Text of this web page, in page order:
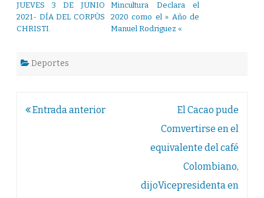
JUEVES 3 DE JUNIO
2021- DÍA DEL CORPÙS
CHRISTI.
Mincultura Declara el
2020 como el » Año de
Manuel Rodriguez «
Deportes
Navegación
Entrada anterior
El Cacao pude
Comvertirse en el
equivalente del café
Colombiano,
dijoVicepresidenta en